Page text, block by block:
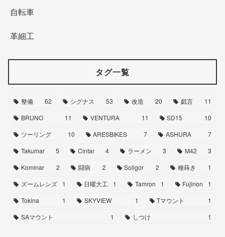
自転車
革細工
タグ一覧
整備 62 シグナス 53 改造 20 戯言
11
BRUNO
11 VENTURA 11 SD15
10
ツーリング
10 ARESBIKES 7 ASHURA
7
Takumar
5 Cintar 4 ラーメン 3 M42
3
Kominar
2 闘病 2 Soligor 2 種蒔き
1
ズームレンズ
1 日曜大工 1 Tamron 1 Fujinon
1
Tokina
1 SKYVIEW 1 Tマウント
1
SAマウント
1 しつけ 1